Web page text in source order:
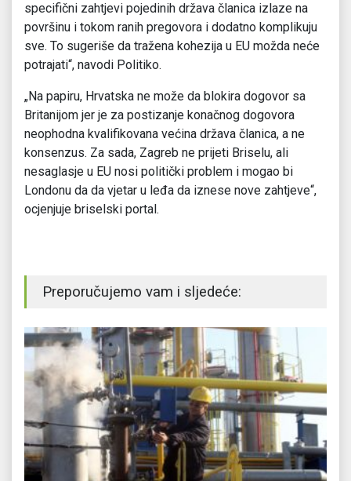
specifični zahtjevi pojedinih država članica izlaze na
površinu i tokom ranih pregovora i dodatno komplikuju
sve. To sugeriše da tražena kohezija u EU možda neće
potrajati“, navodi Politiko.
„Na papiru, Hrvatska ne može da blokira dogovor sa
Britanijom jer je za postizanje konačnog dogovora
neophodna kvalifikovana većina država članica, a ne
konsenzus. Za sada, Zagreb ne prijeti Briselu, ali
nesaglasje u EU nosi politički problem i mogao bi
Londonu da da vjetar u leđa da iznese nove zahtjeve“,
ocjenjuje briselski portal.
Preporučujemo vam i sljedeće: